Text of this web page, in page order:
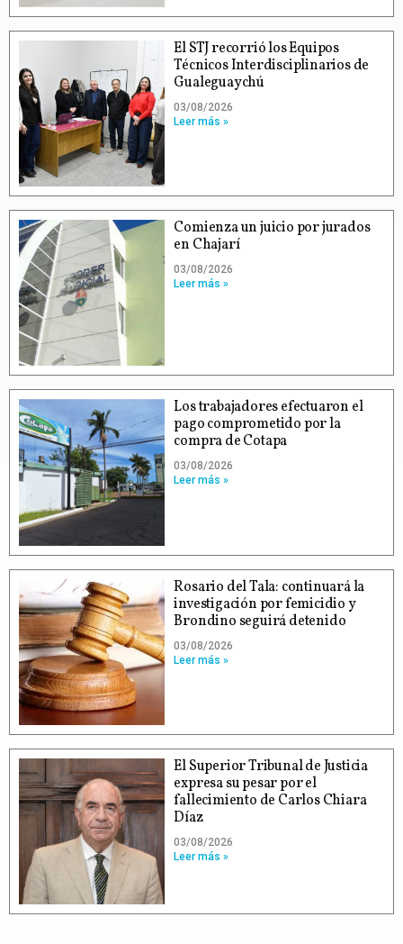
El STJ recorrió los Equipos
Técnicos Interdisciplinarios de
Gualeguaychú
03/08/2026
Leer más »
Comienza un juicio por jurados
en Chajarí
03/08/2026
Leer más »
Los trabajadores efectuaron el
pago comprometido por la
compra de Cotapa
03/08/2026
Leer más »
Rosario del Tala: continuará la
investigación por femicidio y
Brondino seguirá detenido
03/08/2026
Leer más »
El Superior Tribunal de Justicia
expresa su pesar por el
fallecimiento de Carlos Chiara
Díaz
03/08/2026
Leer más »